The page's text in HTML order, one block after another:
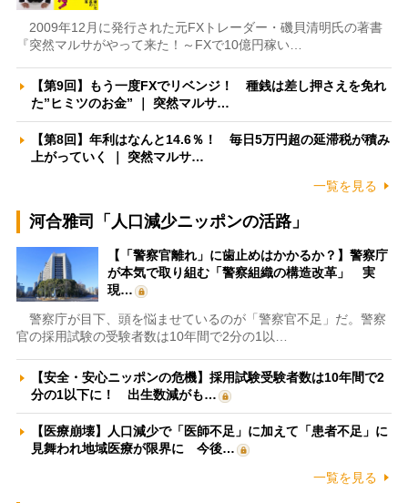
2009年12月に発行された元FXトレーダー・磯貝清明氏の著書
『突然マルサがやって来た！～FXで10億円稼い…
【第9回】もう一度FXでリベンジ！ 種銭は差し押さえを免れ
た”ヒミツのお金” ｜ 突然マルサ…
【第8回】年利はなんと14.6％！ 毎日5万円超の延滞税が積み
上がっていく ｜ 突然マルサ…
一覧を見る
河合雅司「人口減少ニッポンの活路」
【「警察官離れ」に歯止めはかかるか？】警察庁
が本気で取り組む「警察組織の構造改革」 実
現…
警察庁が目下、頭を悩ませているのが「警察官不足」だ。警察
官の採用試験の受験者数は10年間で2分の1以…
【安全・安心ニッポンの危機】採用試験受験者数は10年間で2
分の1以下に！ 出生数減がも…
【医療崩壊】人口減少で「医師不足」に加えて「患者不足」に
見舞われ地域医療が限界に 今後…
一覧を見る